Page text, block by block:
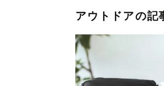
アウトドアの記